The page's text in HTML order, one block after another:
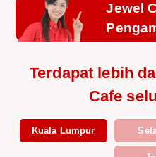
Jewel
Terdapat lebih
Cafe
Kuala Lumpur